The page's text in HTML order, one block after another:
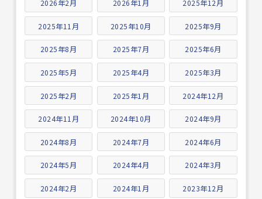
2026年2月 2026年1月 2025年12月
2025年11月 2025年10月 2025年9月
2025年8月 2025年7月 2025年6月
2025年5月 2025年4月 2025年3月
2025年2月 2025年1月 2024年12月
2024年11月 2024年10月 2024年9月
2024年8月 2024年7月 2024年6月
2024年5月 2024年4月 2024年3月
2024年2月 2024年1月 2023年12月